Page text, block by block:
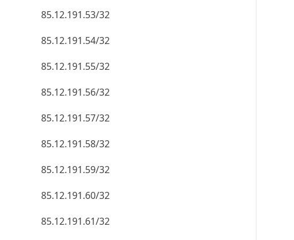
85.12.191.53/32
85.12.191.54/32
85.12.191.55/32
85.12.191.56/32
85.12.191.57/32
85.12.191.58/32
85.12.191.59/32
85.12.191.60/32
85.12.191.61/32